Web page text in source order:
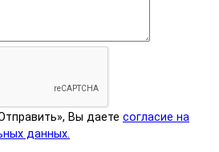
Вы даете согласие на
данных.